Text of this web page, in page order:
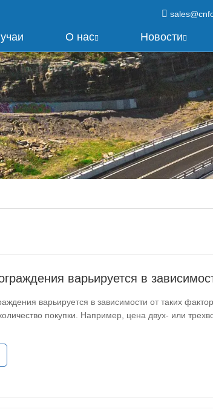
О нас Новости
варьируется в
варьируется в зависимости от таких
покупки. Например, цена двух- или